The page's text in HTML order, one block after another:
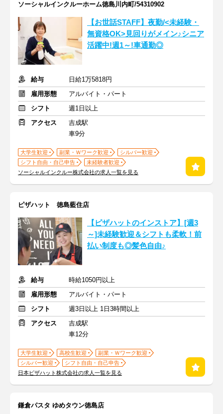
ソーシャルインクルーホーム徳島川内町/54310902
【お世話STAFF】夜勤/<未経験・
無資格OK>見回りがメイン♪シニア
活躍中!週1～!車通勤◎
給与
日給1万5818円
雇用形態
アルバイト・パート
シフト
週1日以上
アクセス
吉成駅
車9分
大学生歓迎 副業・Ｗワーク歓迎
シルバー歓迎
シフト自由・自己申告
未経験者歓迎
ソーシャルインクルー株式会社の求人一覧を見る
ピザハット 徳島藍住店
【ピザハットのインストア】[週3
～]未経験歓迎＆シフトも柔軟！前
払い制度も◎髪色自由♪
給与
時給1050円以上
雇用形態
アルバイト・パート
シフト
週3日以上 1日3時間以上
アクセス
吉成駅
車12分
大学生歓迎 高校生歓迎
副業・Ｗワーク歓迎
シルバー歓迎
シフト自由・自己申告
日本ピザハット株式会社の求人一覧を見る
鎌倉パスタ ゆめタウン徳島店